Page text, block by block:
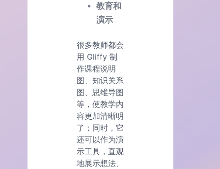
教育和
演示
很多教师都会
用 Gliffy 制
作课程说明
图、知识关系
图、思维导图
等，使教学内
容更加清晰明
了；同时，它
还可以作为演
示工具，直观
地展示想法、